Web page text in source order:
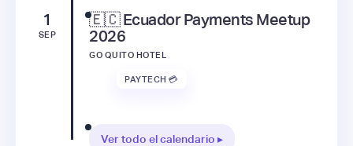
1
SEP
🇪🇨 Ecuador Payments Meetup
2026
GO QUITO HOTEL
PAYTECH 💳
Ver todo el calendario ▸